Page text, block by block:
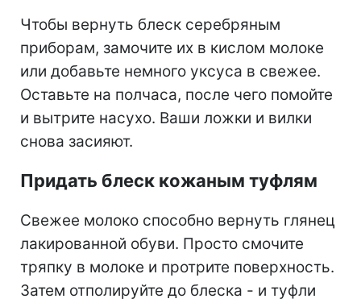
Чтобы вернуть блеск серебряным
приборам, замочите их в кислом молоке
или добавьте немного уксуса в свежее.
Оставьте на полчаса, после чего помойте
и вытрите насухо. Ваши ложки и вилки
снова засияют.
Придать блеск кожаным туфлям
Свежее молоко способно вернуть глянец
лакированной обуви. Просто смочите
тряпку в молоке и протрите поверхность.
Затем отполируйте до блеска - и туфли